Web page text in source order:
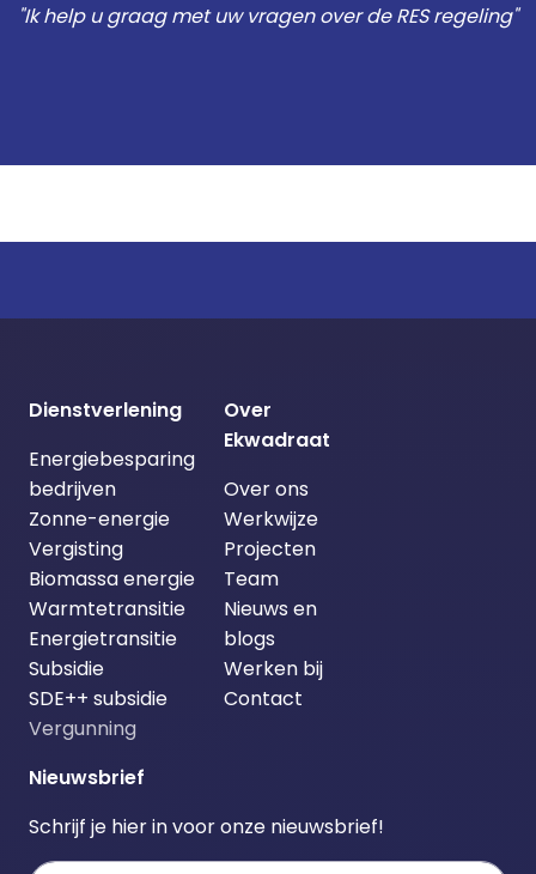
"Ik help u graag met uw vragen over de RES regeling"
Dienstverlening
Energiebesparing
bedrijven
Zonne-energie
Vergisting
Biomassa energie
Warmtetransitie
Energietransitie
Subsidie
SDE++ subsidie
Vergunning
Over
Ekwadraat
Over ons
Werkwijze
Projecten
Team
Nieuws en
blogs
Werken bij
Contact
Nieuwsbrief
Schrijf je hier in voor onze nieuwsbrief!